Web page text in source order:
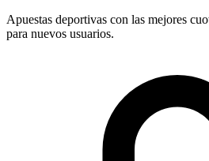
Apuestas deportivas con las mejores
para nuevos usuarios.